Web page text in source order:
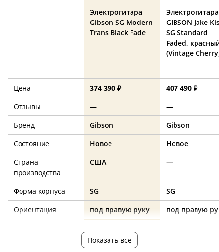
Электрогитара
Gibson SG Modern
Trans Black Fade
Электрогитара
GIBSON Jake
SG Standard
Faded,
(Vintage
Цена 374 390 ₽
407 490 ₽
Отзывы
—
—
Бренд
Gibson
Gibson
Состояние
Новое
Новое
Страна
производства
США —
Форма корпуса SG
SG
Ориентация
под правую руку
под правую
24
Показать все